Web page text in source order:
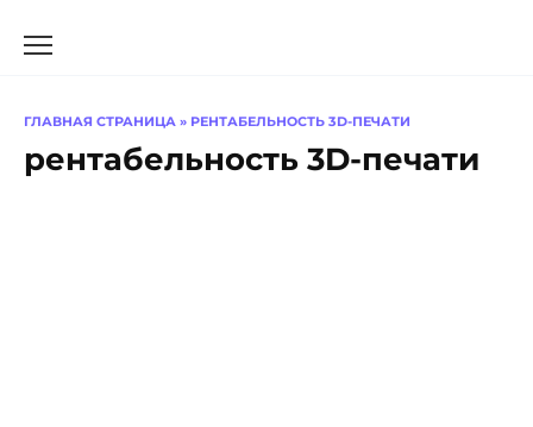
ГЛАВНАЯ СТРАНИЦА » РЕНТАБЕЛЬНОСТЬ 3D-ПЕЧАТИ
рентабельность 3D-печати